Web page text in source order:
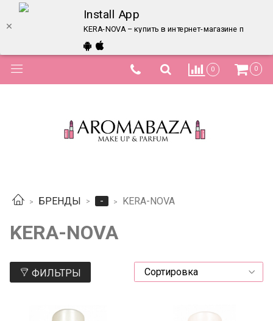
Install App
KERA-NOVA – купить в интернет-магазине по
0 0
БРЕНДЫ - KERA-NOVA
KERA-NOVA
ФИЛЬТРЫ